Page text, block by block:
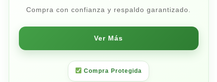
Compra con confianza y respaldo garantizado.
Ver Más
Compra Protegida